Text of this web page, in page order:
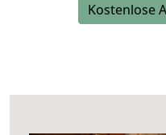
Kostenlose